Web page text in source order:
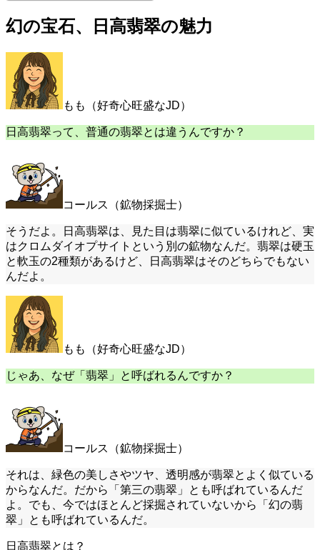
幻の宝石、日高翡翠の魅力
もも（好奇心旺盛なJD）
日高翡翠って、普通の翡翠とは違うんですか？
コールス（鉱物採掘士）
そうだよ。日高翡翠は、見た目は翡翠に似ているけれど、実
はクロムダイオプサイトという別の鉱物なんだ。翡翠は硬玉
と軟玉の2種類があるけど、日高翡翠はそのどちらでもない
んだよ。
もも（好奇心旺盛なJD）
じゃあ、なぜ「翡翠」と呼ばれるんですか？
コールス（鉱物採掘士）
それは、緑色の美しさやツヤ、透明感が翡翠とよく似ている
からなんだ。だから「第三の翡翠」とも呼ばれているんだ
よ。でも、今ではほとんど採掘されていないから「幻の翡
翠」とも呼ばれているんだ。
日高翡翠とは？